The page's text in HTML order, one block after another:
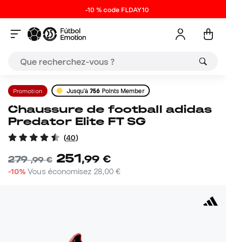
-10 % code FLDAY10
Promotion Jusqu'à756 Points Member
Chaussure de football adidas
Predator Elite FT SG
(40)
279,99 € 251,99 €
-10% Vous économisez 28,00 €